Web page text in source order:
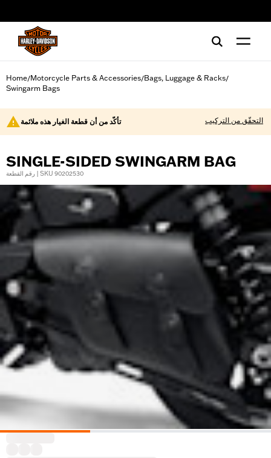
Home/Motorcycle Parts & Accessories/Bags, Luggage & Racks/
Swingarm Bags
تأكّد من أن قطعة الغيار هذه ملائمة التحقّق من التركيب
SINGLE-SIDED SWINGARM BAG
رقم القطعة | SKU 90202530